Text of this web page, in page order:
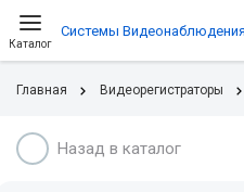
Каталог
Системы
Главная Видеорегистраторы
Назад в каталог